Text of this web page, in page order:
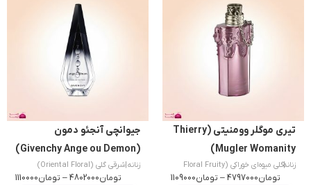
تیری موگلر وومنیتی (Thierry
Mugler Womanity)
زنانه
|
گلی میوه‌ای خوراکی (Floral Fruity
Gourmand)
تومان4797000
– تومان1109000
جیوانچی آنجئو دمون
(Givenchy Ange ou Demon)
زنانه شرقی گلی (Oriental Floral)
تومان4802000
– تومان1110000